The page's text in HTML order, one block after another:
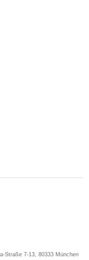
Straße 7-13, 80333 München